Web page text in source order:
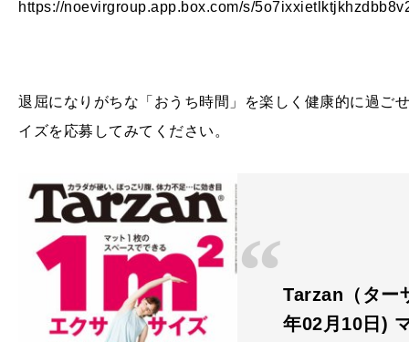
https://noevirgroup.app.box.com/s/
退屈になりがちな「おうち時間」を楽しく健康的に過ご
イズを応募してみてください。
Tarzan（ター
年02月10日)